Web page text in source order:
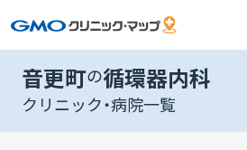
音更町の循環器内科
クリニック・病院一覧